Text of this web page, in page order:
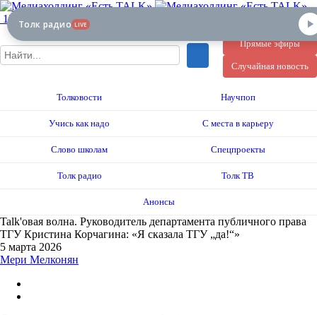
12+
Прямые эфиры
Случайная новость
Толковости Научпоп
Учись как надо С места в карьеру
Слово школам Спецпроекты
Толк радио Толк ТВ
Анонсы
Talk'овая волна. Руководитель департамента публичного права
ТГУ Кристина Корчагина: «Я сказала ТГУ „да!“»
5 марта 2026
Мери Мелконян
Толк радио LIVE